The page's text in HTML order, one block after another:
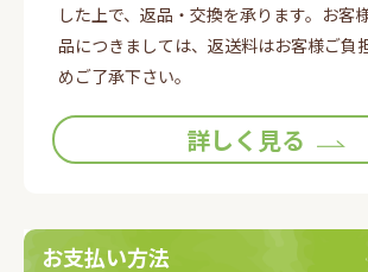
した上で、返品・交換を承ります。お客
品につきましては、返送料はお客様ご負
めご了承下さい。
詳しく見る
お支払い方法